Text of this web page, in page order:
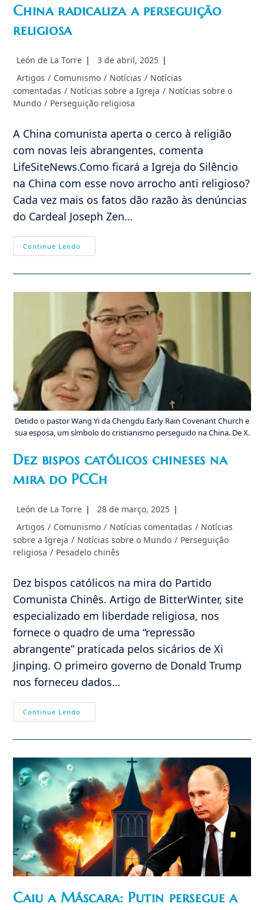
China radicaliza a perseguição
religiosa
Autor
post:
León de La Torre
Post
3 de abril, 2025
Categoria
do
post:
Artigos / Comunismo / Notícias / Notícias
comentadas / Notícias sobre a Igreja / Notícias sobre o
Mundo / Perseguição religiosa
A China comunista aperta o cerco à religião
com novas leis abrangentes, comenta
LifeSiteNews.Como ficará a Igreja do Silêncio
na China com esse novo arrocho anti religioso?
Cada vez mais os fatos dão razão às denúncias
do Cardeal Joseph Zen…
Continue Lendo
Radicaliza
Detido o pastor Wang Yi da Chengdu Early Rain Covenant Church e
sua esposa, um símbolo do cristianismo perseguido na China. De X.
Dez bispos católicos chineses na
mira do PCCh
Autor
post:
León de La Torre
Post
28 de março, 2025
Categoria
do
post:
Artigos / Comunismo / Notícias comentadas / Notícias
sobre a Igreja / Notícias sobre o Mundo / Perseguição
religiosa / Pesadelo chinês
Dez bispos católicos na mira do Partido
Comunista Chinês. Artigo de BitterWinter, site
especializado em liberdade religiosa, nos
fornece o quadro de uma “repressão
abrangente” praticada pelos sicários de Xi
Jinping. O primeiro governo de Donald Trump
nos forneceu dados…
Continue Lendo
Bispos
Do
PCCh
Caiu a Máscara: Putin persegue a